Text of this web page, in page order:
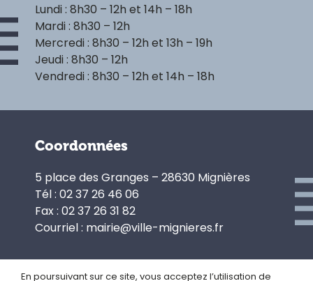
Lundi : 8h30 – 12h et 14h – 18h
Mardi : 8h30 – 12h
Mercredi : 8h30 – 12h et 13h – 19h
Jeudi : 8h30 – 12h
Vendredi : 8h30 – 12h et 14h – 18h
Coordonnées
5 place des Granges – 28630 Mignières
Tél : 02 37 26 46 06
Fax : 02 37 26 31 82
Courriel : mairie@ville-mignieres.fr
En poursuivant sur ce site, vous acceptez l’utilisation de